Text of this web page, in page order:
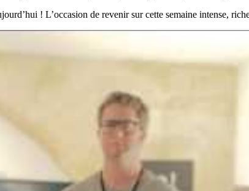
! L’occasion de revenir sur cette semaine intense,